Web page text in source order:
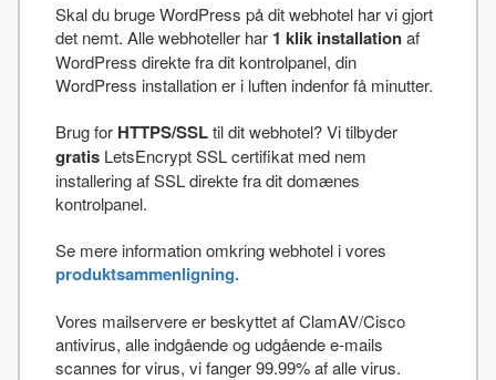
Skal du bruge WordPress på dit webhotel har vi gjort
det nemt. Alle webhoteller har 1 klik installationaf
WordPress direkte fra dit kontrolpanel, din
WordPress installation er i luften indenfor få minutter.
Brug for HTTPS/SSLtil dit webhotel? Vi tilbyder
gratis LetsEncrypt SSL certifikat med nem
installering af SSL direkte fra dit domænes
kontrolpanel.
Se mere information omkring webhotel i vores
produktsammenligning.
Vores mailservere er beskyttet af ClamAV/Cisco
antivirus, alle indgående og udgående e-mails
scannes for virus, vi fanger 99.99% af alle virus.